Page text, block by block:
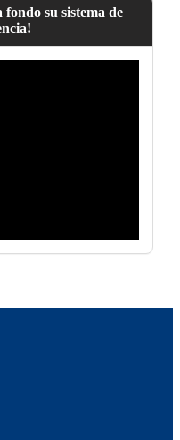
fondo su sistema de